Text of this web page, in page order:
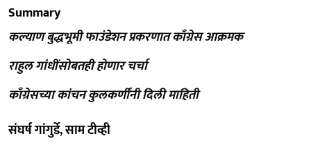
Summary
कल्याण बुद्धभूमी फाउंडेशन प्रकरणात काँग्रेस आक्रमक
राहुल गांधींसोबतही होणार चर्चा
काँग्रेसच्या कांचन कुलकर्णींनी दिली माहिती
संघर्ष गांगुर्डे, साम टीव्ही